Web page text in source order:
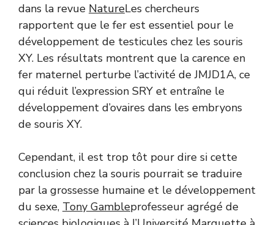
dans la revue NatureLes chercheurs
rapportent que le fer est essentiel pour le
développement de testicules chez les souris
XY. Les résultats montrent que la carence en
fer maternel perturbe l’activité de JMJD1A, ce
qui réduit l’expression SRY et entraîne le
développement d’ovaires dans les embryons
de souris XY.
Cependant, il est trop tôt pour dire si cette
conclusion chez la souris pourrait se traduire
par la grossesse humaine et le développement
du sexe, Tony Gambleprofesseur agrégé de